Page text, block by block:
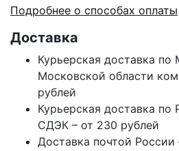
Подробнее о способах оплаты
Доставка
Курьерская доставка по
Московской области
рублей
Курьерская доставка по
СДЭК – от 230 рублей
Доставка почтой России